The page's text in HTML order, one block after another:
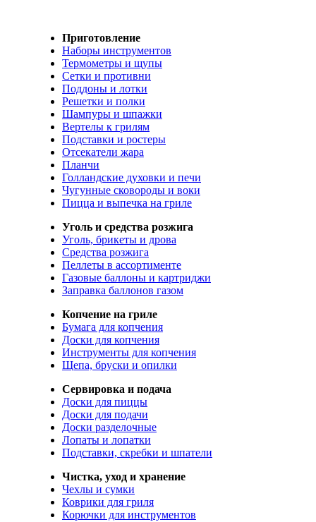
Приготовление
Наборы инструментов
Термометры и щупы
Сетки и противни
Поддоны и лотки
Решетки и полки
Шампуры и шпажки
Вертелы к грилям
Подставки и ростеры
Отсекатели жара
Планчи
Голландские духовки и печи
Чугунные сковороды и воки
Пицца и выпечка на гриле
Уголь и средства розжига
Уголь, брикеты и дрова
Средства розжига
Пеллеты в ассортименте
Газовые баллоны и картриджи
Заправка баллонов газом
Копчение на гриле
Бумага для копчения
Доски для копчения
Инструменты для копчения
Щепа, бруски и опилки
Сервировка и подача
Доски для пиццы
Доски для подачи
Доски разделочные
Лопаты и лопатки
Подставки, скребки и шпатели
Чистка, уход и хранение
Чехлы и сумки
Коврики для гриля
Корючки для инструментов